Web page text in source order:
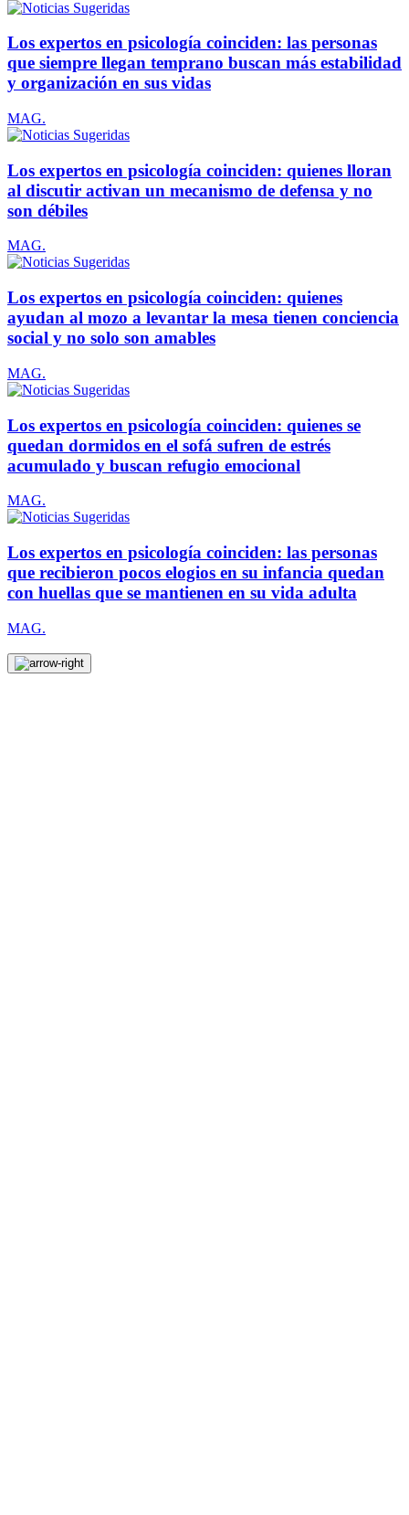
Los expertos en psicología coinciden: las personas
que siempre llegan temprano buscan más estabilidad
y organización en sus vidas
MAG.
Los expertos en psicología coinciden: quienes lloran
al discutir activan un mecanismo de defensa y no
son débiles
MAG.
Los expertos en psicología coinciden: quienes
ayudan al mozo a levantar la mesa tienen conciencia
social y no solo son amables
MAG.
Los expertos en psicología coinciden: quienes se
quedan dormidos en el sofá sufren de estrés
acumulado y buscan refugio emocional
MAG.
Los expertos en psicología coinciden: las personas
que recibieron pocos elogios en su infancia quedan
con huellas que se mantienen en su vida adulta
MAG.